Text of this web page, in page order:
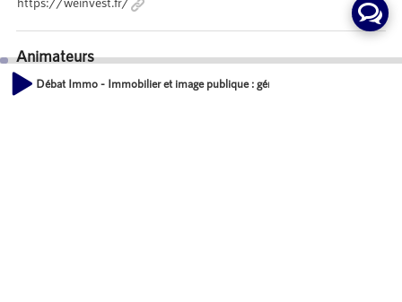
Animateurs
Débat Immo - Immobilier et image publique : gérer réputation, réseaux